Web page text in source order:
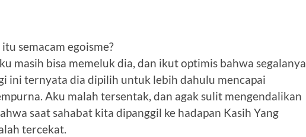
semacam egoisme?
masih bisa memeluk dia, dan ikut optimis bahwa segalanya
ini ternyata dia dipilih untuk lebih dahulu mencapai
Aku malah tersentak, dan agak sulit mengendalikan
saat sahabat kita dipanggil ke hadapan Kasih Yang
tercekat.